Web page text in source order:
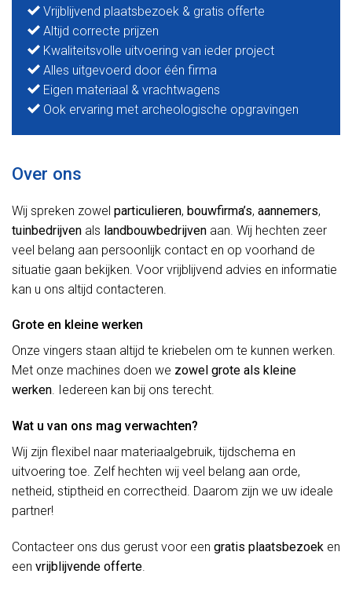
Vrijblijvend plaatsbezoek & gratis offerte
Altijd correcte prijzen
Kwaliteitsvolle uitvoering van ieder project
Alles uitgevoerd door één firma
Eigen materiaal & vrachtwagens
Ook ervaring met archeologische opgravingen
Over ons
Wij spreken zowel particulieren, bouwfirma’s, aannemers,
tuinbedrijven als landbouwbedrijven aan. Wij hechten zeer
veel belang aan persoonlijk contact en op voorhand de
situatie gaan bekijken. Voor vrijblijvend advies en informatie
kan u ons altijd contacteren.
Grote en kleine werken
Onze vingers staan altijd te kriebelen om te kunnen werken.
Met onze machines doen we zowel grote als kleine
werken. Iedereen kan bij ons terecht.
Wat u van ons mag verwachten?
Wij zijn flexibel naar materiaalgebruik, tijdschema en
uitvoering toe. Zelf hechten wij veel belang aan orde,
netheid, stiptheid en correctheid. Daarom zijn we uw ideale
partner!
Contacteer ons dus gerust voor een gratis plaatsbezoek en
een vrijblijvende offerte.